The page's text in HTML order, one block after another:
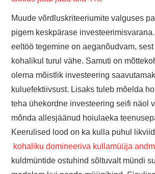
Muude võrdluskriteeriumite valguses
pigem keskpärase
eeltöö tegemine on aeganõudvam,
kohalikul turul vähe. Samuti on
olema mõistlik investeering
kuluefektiivsust. Lisaks tuleb mõelda
teha ühekordne investeering seifi näol
mõnda allesjäänud hoiulaeka
Keerulised lood on ka kulla puhul
kohaliku domineeriva kullamüüja
kuldmüntide ostuhind sõltuvalt mündi